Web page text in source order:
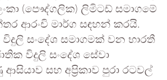
(පෞද්ගලික) ලිමිටඩ් සමාගමේ
ආරංචි මාර්ග සඳහන් කරයි.
සංදේශ සමාගමක් වන භාරතී
විදුලි සංදේශ සේවා
සහ අප්‍රිකාව පුරා රටවල්